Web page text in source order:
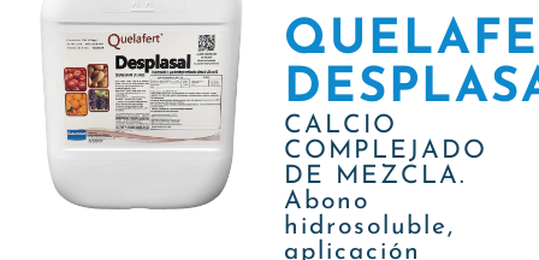
CALCIO
COMPLEJADO
DE MEZCLA.
Abono
hidrosoluble,
aplicación